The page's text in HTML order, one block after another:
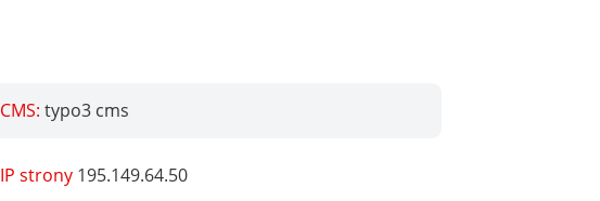
CMS: typo3 cms
IP strony 195.149.64.50